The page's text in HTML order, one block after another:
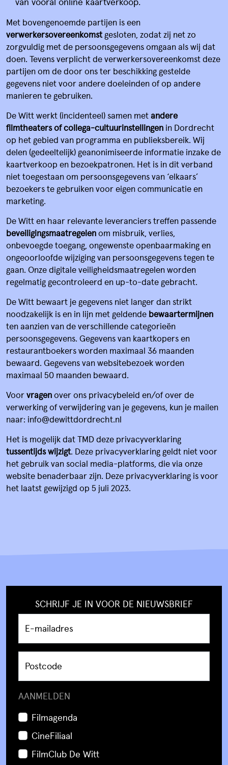
EVENTS
BIJ ONS EEN ZAAL HUREN
BEZOEKERSINFORMATIE & FAQ
BEREIKBAARHEID EN PARKEREN
FILMCLUB DE WITT
FILMCREDITS & CADEAUBONNEN
VERSTERK ONS TEAM
Met bovengenoemde partijen is een
verwerkersovereenkomstgesloten, zodat zij net zo
zorgvuldig met de persoonsgegevens omgaan als wij dat
doen. Tevens verplicht de verwerkersovereenkomst deze
partijen om de door ons ter beschikking gestelde
gegevens niet voor andere doeleinden of op andere
manieren te gebruiken.
De Witt werkt (incidenteel) samen metandere
filmtheaters of collega-cultuurinstellingen in Dordrecht
op het gebied van programma en publieksbereik. Wij
delen (gedeeltelijk) geanonimiseerde informatie inzake de
kaartverkoop en bezoekpatronen. Het is in dit verband
niet toegestaan om persoonsgegevens van ‘elkaars’
bezoekers te gebruiken voor eigen communicatie en
marketing.
De Witt en haar relevante leveranciers treffen passende
beveiligingsmaatregelenom misbruik, verlies,
onbevoegde toegang, ongewenste openbaarmaking en
ongeoorloofde wijziging van persoonsgegevens tegen te
gaan. Onze digitale veiligheidsmaatregelen worden
regelmatig gecontroleerd en up-to-date gebracht.
De Witt bewaart je gegevens niet langer dan strikt
noodzakelijk is en in lijn met geldende bewaartermijnen
ten aanzien van de verschillende categorieën
persoonsgegevens. Gegevens van kaartkopers en
restaurantboekers worden maximaal 36 maanden
bewaard. Gegevens van websitebezoek worden
maximaal 50 maanden bewaard.
Voorvragenover ons privacybeleid en/of over de
verwerking of verwijdering van je gegevens, kun je mailen
naar: info@dewittdordrecht.nl
Het is mogelijk dat TMD deze privacyverklaring
tussentijds wijzigt. Deze privacyverklaring geldt niet voor
het gebruik van social media-platforms, die via onze
website benaderbaar zijn. Deze privacyverklaring is voor
het laatst gewijzigd op 5 juli 2023.
SCHRIJF JE IN VOOR DE NIEUWSBRIEF
E-mailadres
Postcode
AANMELDEN
Filmagenda
CineFiliaal
FilmClub De Witt